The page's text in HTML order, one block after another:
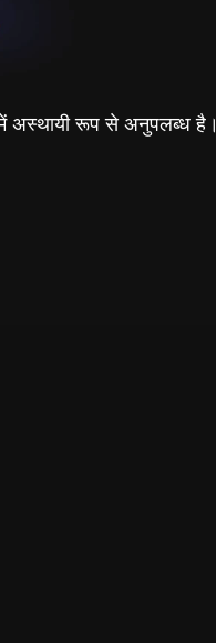
में अस्थायी रूप से अनुपलब्ध है।